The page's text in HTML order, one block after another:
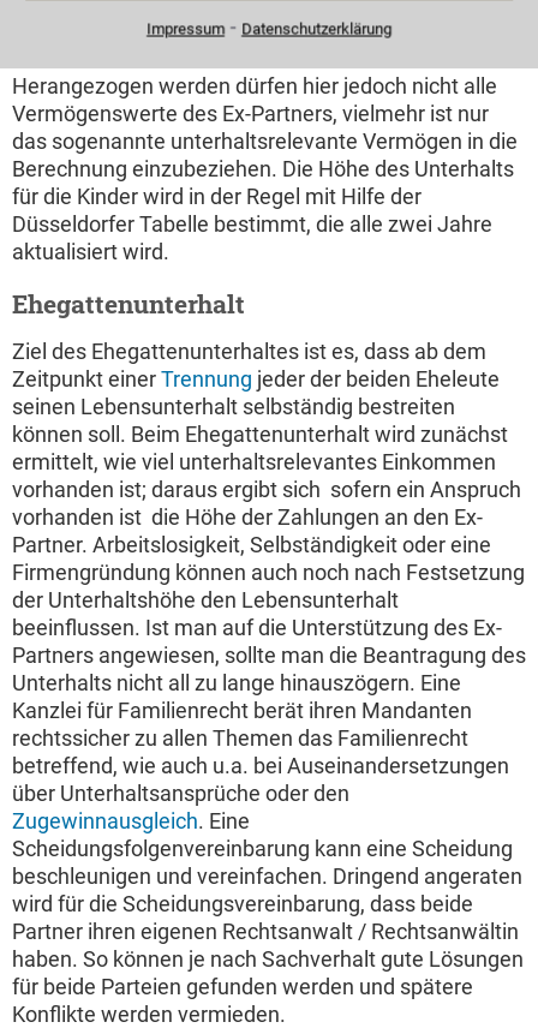
Kindesunterhalt ermitteln
Herangezogen werden dürfen hier jedoch nicht alle
Vermögenswerte des Ex-Partners, vielmehr ist nur
das sogenannte unterhaltsrelevante Vermögen in die
Berechnung einzubeziehen. Die Höhe des Unterhalts
für die Kinder wird in der Regel mit Hilfe der
Düsseldorfer Tabelle bestimmt, die alle zwei Jahre
aktualisiert wird.
Ehegattenunterhalt
Ziel des Ehegattenunterhaltes ist es, dass ab dem
Zeitpunkt einerTrennung jeder der beiden Eheleute
seinen Lebensunterhalt selbständig bestreiten
können soll. Beim Ehegattenunterhalt wird zunächst
ermittelt, wie viel unterhaltsrelevantes Einkommen
vorhanden ist; daraus ergibt sich  sofern ein Anspruch
vorhanden ist  die Höhe der Zahlungen an den Ex-
Partner. Arbeitslosigkeit, Selbständigkeit oder eine
Firmengründung können auch noch nach Festsetzung
der Unterhaltshöhe den Lebensunterhalt
beeinflussen. Ist man auf die Unterstützung des Ex-
Partners angewiesen, sollte man die Beantragung des
Unterhalts nicht all zu lange hinauszögern. Eine
Kanzlei für Familienrecht berät ihren Mandanten
rechtssicher zu allen Themen das Familienrecht
betreffend, wie auch u.a. bei Auseinandersetzungen
über Unterhaltsansprüche oder den
Zugewinnausgleich. Eine
Scheidungsfolgenvereinbarung kann eine Scheidung
beschleunigen und vereinfachen. Dringend angeraten
wird für die Scheidungsvereinbarung, dass beide
Partner ihren eigenen Rechtsanwalt / Rechtsanwältin
haben. So können je nach Sachverhalt gute Lösungen
für beide Parteien gefunden werden und spätere
Konflikte werden vermieden.
Impressum⁃ Datenschutzerklärung